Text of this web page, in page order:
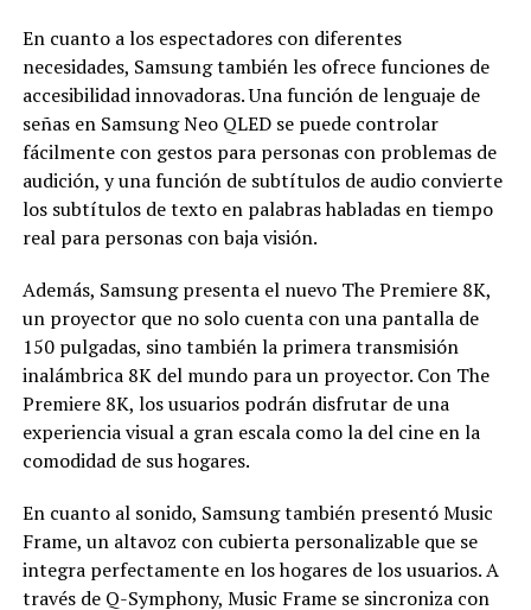
En cuanto a los espectadores con diferentes
necesidades, Samsung también les ofrece funciones de
accesibilidad innovadoras. Una función de lenguaje de
señas en Samsung Neo QLED se puede controlar
fácilmente con gestos para personas con problemas de
audición, y una función de subtítulos de audio convierte
los subtítulos de texto en palabras habladas en tiempo
real para personas con baja visión.
Además, Samsung presenta el nuevo The Premiere 8K,
un proyector que no solo cuenta con una pantalla de
150 pulgadas, sino también la primera transmisión
inalámbrica 8K del mundo para un proyector. Con The
Premiere 8K, los usuarios podrán disfrutar de una
experiencia visual a gran escala como la del cine en la
comodidad de sus hogares.
En cuanto al sonido, Samsung también presentó Music
Frame, un altavoz con cubierta personalizable que se
integra perfectamente en los hogares de los usuarios. A
través de Q-Symphony, Music Frame se sincroniza con